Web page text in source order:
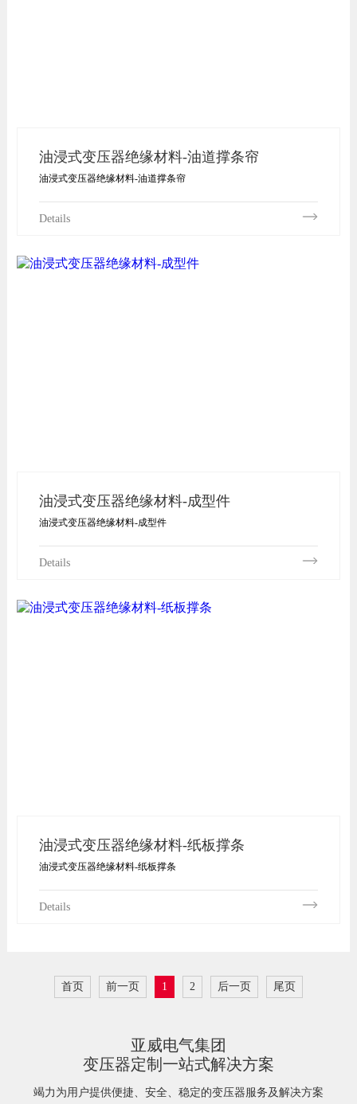
油浸式变压器绝缘材料-油道撑条帘
油浸式变压器绝缘材料-油道撑条帘
Details
油浸式变压器绝缘材料-成型件
油浸式变压器绝缘材料-成型件
Details
油浸式变压器绝缘材料-纸板撑条
油浸式变压器绝缘材料-纸板撑条
Details
首页 前一页 1 2 后一页 尾页
亚威电气集团
变压器定制一站式解决方案
竭力为用户提供便捷、安全、稳定的变压器服务及解决方案